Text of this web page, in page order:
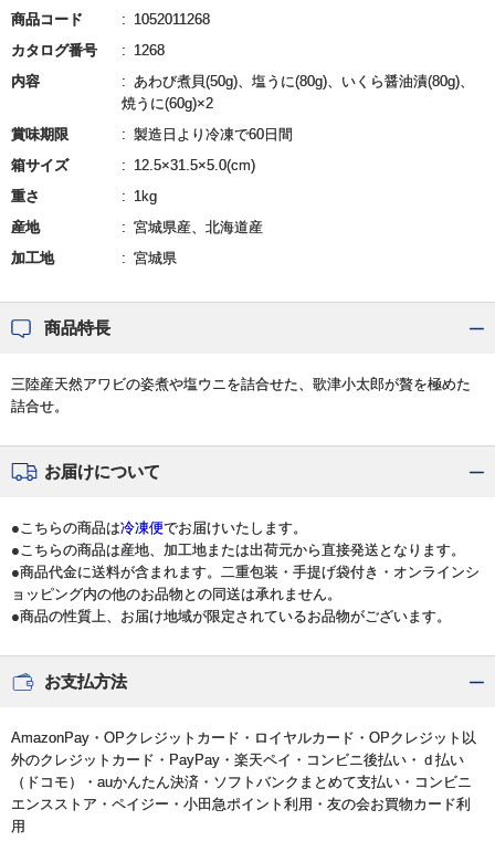
商品コード
1052011268
カタログ番号
1268
内容
あわび煮貝(50g)、塩うに(80g)、いくら醤油漬(80g)、
焼うに(60g)×2
賞味期限
製造日より冷凍で60日間
箱サイズ
12.5×31.5×5.0(cm)
重さ
1kg
産地
宮城県産、北海道産
加工地
宮城県
商品特長
三陸産天然アワビの姿煮や塩ウニを詰合せた、歌津小太郎が贅を極めた
詰合せ。
お届けについて
●こちらの商品は冷凍便でお届けいたします。
●こちらの商品は産地、加工地または出荷元から直接発送となります。
●商品代金に送料が含まれます。二重包装・手提げ袋付き・オンラインシ
ョッピング内の他のお品物との同送は承れません。
●商品の性質上、お届け地域が限定されているお品物がございます。
お支払方法
AmazonPay・OPクレジットカード・ロイヤルカード・OPクレジット以
外のクレジットカード・PayPay・楽天ペイ・コンビニ後払い・ｄ払い
（ドコモ）・auかんたん決済・ソフトバンクまとめて支払い・コンビニ
エンスストア・ペイジー・小田急ポイント利用・友の会お買物カード利
用